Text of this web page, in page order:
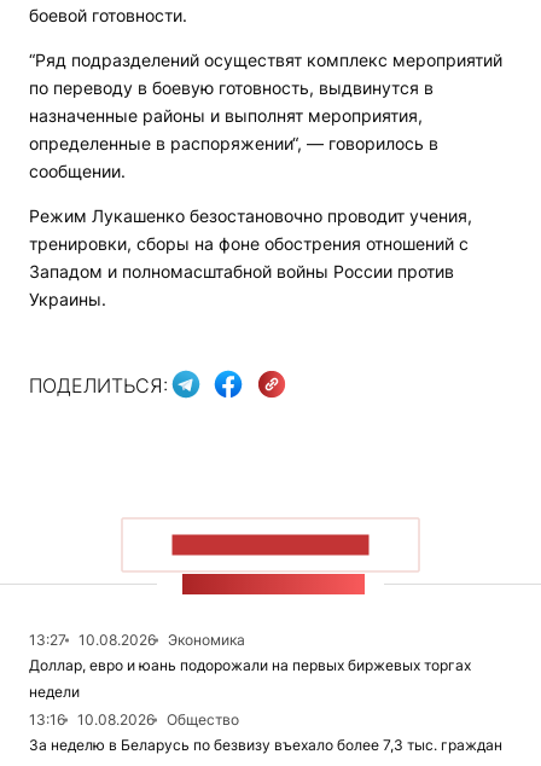
боевой готовности.
“Ряд подразделений осуществят комплекс мероприятий
по переводу в боевую готовность, выдвинутся в
назначенные районы и выполнят мероприятия,
определенные в распоряжении“, — говорилось в
сообщении.
Режим Лукашенко безостановочно проводит учения,
тренировки, сборы на фоне обострения отношений с
Западом и полномасштабной войны России против
Украины.
ПОДЕЛИТЬСЯ:
13:27 10.08.2026
Экономика
Доллар, евро и юань подорожали на первых биржевых торгах
недели
13:16
10.08.2026
Общество
За неделю в Беларусь по безвизу въехало более 7,3 тыс. граждан